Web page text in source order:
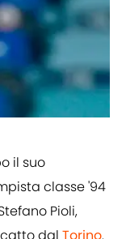
il suo
classe '94
Pioli,